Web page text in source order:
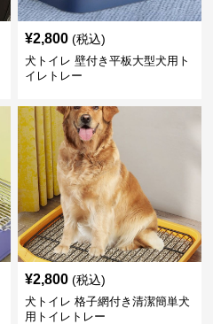
¥2,800 (税込)
犬トイレ 壁付き平板大型犬用ト
イレトレー
¥2,800 (税込)
犬トイレ 格子網付き清潔簡単犬
用トイレトレー